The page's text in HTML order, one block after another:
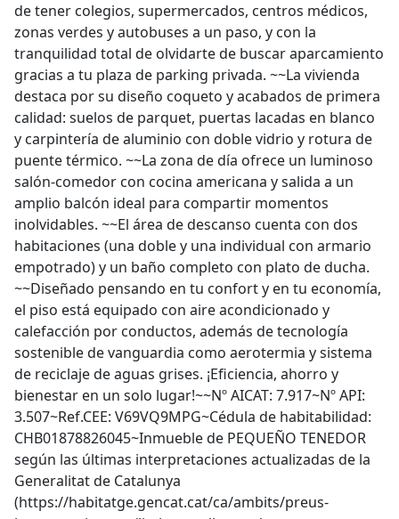
de tener colegios, supermercados, centros médicos,
zonas verdes y autobuses a un paso, y con la
tranquilidad total de olvidarte de buscar aparcamiento
gracias a tu plaza de parking privada. ~~La vivienda
destaca por su diseño coqueto y acabados de primera
calidad: suelos de parquet, puertas lacadas en blanco
y carpintería de aluminio con doble vidrio y rotura de
puente térmico. ~~La zona de día ofrece un luminoso
salón-comedor con cocina americana y salida a un
amplio balcón ideal para compartir momentos
inolvidables. ~~El área de descanso cuenta con dos
habitaciones (una doble y una individual con armario
empotrado) y un baño completo con plato de ducha.
~~Diseñado pensando en tu confort y en tu economía,
el piso está equipado con aire acondicionado y
calefacción por conductos, además de tecnología
sostenible de vanguardia como aerotermia y sistema
de reciclaje de aguas grises. ¡Eficiencia, ahorro y
bienestar en un solo lugar!~~Nº AICAT: 7.917~Nº API:
3.507~Ref.CEE: V69VQ9MPG~Cédula de habitabilidad:
CHB01878826045~Inmueble de PEQUEÑO TENEDOR
según las últimas interpretaciones actualizadas de la
Generalitat de Catalunya
(https://habitatge.gencat.cat/ca/ambits/preus-